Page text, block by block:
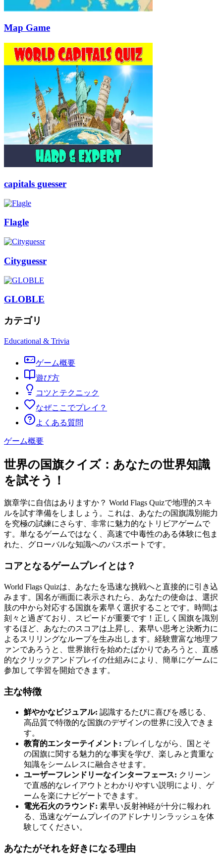
Map Game
capitals guesser
Flagle
Cityguessr
GLOBLE
カテゴリ
Educational & Trivia
ゲーム概要
遊び方
コツとテクニック
なぜここでプレイ？
よくある質問
ゲーム概要
世界の国旗クイズ：あなたの世界知識
を試そう！
旗章学に自信はありますか？ World Flags Quizで地理的スキ
ルを試す準備をしましょう。これは、あなたの国旗識別能力
を究極の試練にさらす、非常に魅力的なトリビアゲームで
す。単なるゲームではなく、高速で中毒性のある体験に包ま
れた、グローバルな知識へのパスポートです。
コアとなるゲームプレイとは？
World Flags Quizは、あなたを迅速な挑戦へと直接的に引き込
みます。国名が画面に表示されたら、あなたの使命は、選択
肢の中から対応する国旗を素早く選択することです。時間は
刻々と過ぎており、スピードが重要です！正しく国旗を識別
するほど、あなたのスコアは上昇し、素早い思考と決断力に
よるスリリングなループを生み出します。経験豊富な地理フ
ァンであろうと、世界旅行を始めたばかりであろうと、直感
的なクリックアンドプレイの仕組みにより、簡単にゲームに
参加して学習を開始できます。
主な特徴
鮮やかなビジュアル: 認識するたびに喜びを感じる、
高品質で特徴的な国旗のデザインの世界に没入できま
す。
教育的エンターテイメント: プレイしながら、国とそ
の国旗に関する魅力的な事実を学び、楽しみと貴重な
知識をシームレスに融合させます。
ユーザーフレンドリーなインターフェース: クリーン
で直感的なレイアウトとわかりやすい説明により、ゲ
ームを楽にナビゲートできます。
電光石火のラウンド: 素早い反射神経が十分に報われ
る、迅速なゲームプレイのアドレナリンラッシュを体
験してください。
あなたがそれを好きになる理由